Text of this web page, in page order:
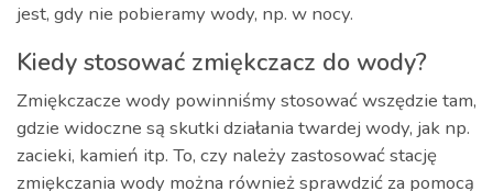
jest, gdy nie pobieramy wody, np. w nocy.
Kiedy stosować zmiękczacz do wody?
Zmiękczacze wody powinniśmy stosować wszędzie tam,
gdzie widoczne są skutki działania twardej wody, jak np.
zacieki, kamień itp. To, czy należy zastosować stację
zmiękczania wody można również sprawdzić za pomocą